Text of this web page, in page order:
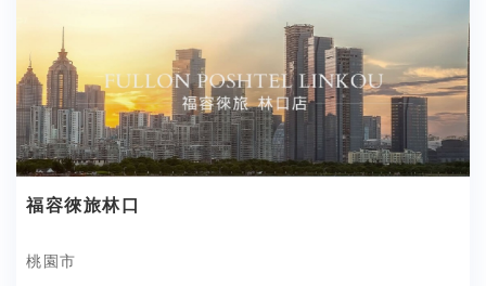
福容徠旅林口
桃園市